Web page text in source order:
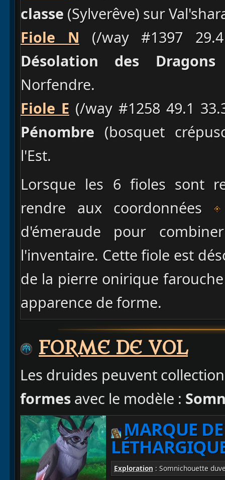
classe (Sylverêve) sur
Fiole N (/way #1397
Désolation des Dragons
Norfendre.
Fiole E (/way #1258 49.1
Pénombre (bosquet
l'Est.
Lorsque les 6 fioles sont
rendre aux coordonnées
d'émeraude pour
l'inventaire. Cette fiole est
de la pierre onirique
apparence de forme.
FORME DE VOL
Les druides peuvent
formes avec le modèle :
MARQUE
Exploration : Somnichouette